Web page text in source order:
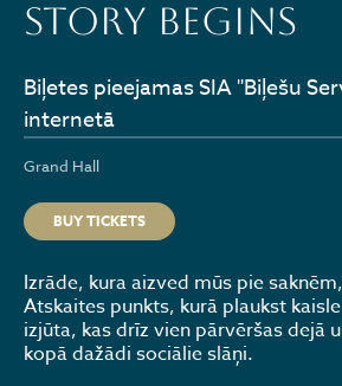
STORY BEGINS
Grand Hall
BUY TICKETS
Biļetes pieejamas SIA "Biļešu
internetā
Izrāde, kura aizved mūs pie
Atskaites punkts, kurā plaukst
izjūta, kas drīz vien pārvēršas dejā
kopā dažādi sociālie slāņi.